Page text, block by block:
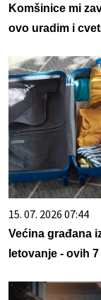
Komšinice mi
ovo uradim i
15. 07. 2026 07:44
Većina građana
letovanje - ovih